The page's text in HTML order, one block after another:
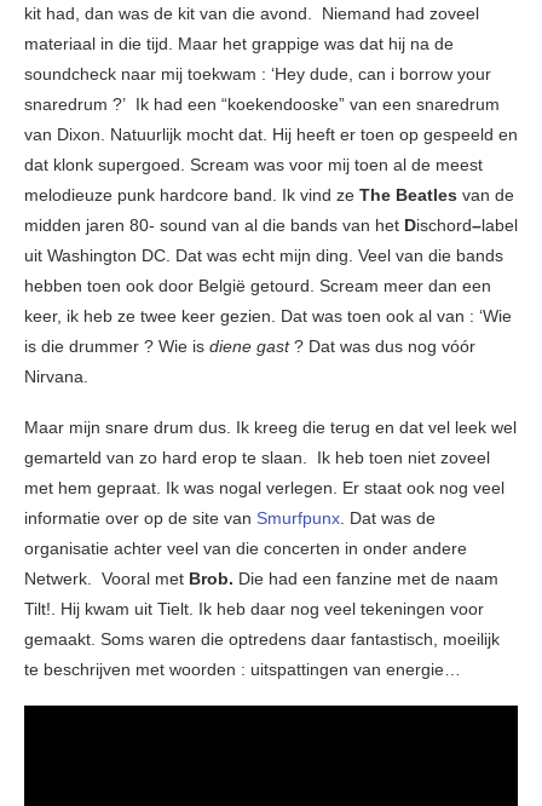
kit had, dan was de kit van die avond. Niemand had zoveel
materiaal in die tijd. Maar het grappige was dat hij na de
soundcheck naar mij toekwam : ‘Hey dude, can i borrow your
snaredrum ?’ Ik had een “koekendooske” van een snaredrum
van Dixon. Natuurlijk mocht dat. Hij heeft er toen op gespeeld en
dat klonk supergoed. Scream was voor mij toen al de meest
melodieuze punk hardcore band. Ik vind ze The Beatles van de
midden jaren 80- sound van al die bands van het Dischord–label
uit Washington DC. Dat was echt mijn ding. Veel van die bands
hebben toen ook door België getourd. Scream meer dan een
keer, ik heb ze twee keer gezien. Dat was toen ook al van : ‘Wie
is die drummer ? Wie is diene gast? Dat was dus nog vóór
Nirvana.
Maar mijn snare drum dus. Ik kreeg die terug en dat vel leek wel
gemarteld van zo hard erop te slaan. Ik heb toen niet zoveel
met hem gepraat. Ik was nogal verlegen. Er staat ook nog veel
informatie over op de site van Smurfpunx. Dat was de
organisatie achter veel van die concerten in onder andere
Netwerk. Vooral met Brob. Die had een fanzine met de naam
Tilt!. Hij kwam uit Tielt. Ik heb daar nog veel tekeningen voor
gemaakt. Soms waren die optredens daar fantastisch, moeilijk
te beschrijven met woorden : uitspattingen van energie…